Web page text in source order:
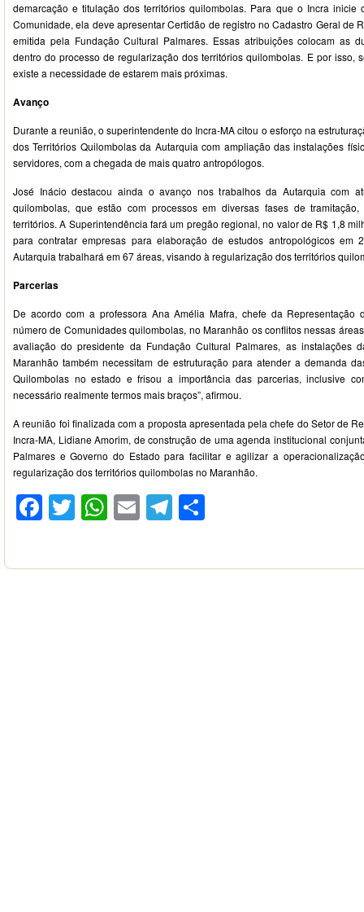
demarcação e titulação dos territórios quilombolas. Para que o Incra inicie
Comunidade, ela deve apresentar Certidão de registro no Cadastro Geral de
emitida pela Fundação Cultural Palmares. Essas atribuições colocam as
dentro do processo de regularização dos territórios quilombolas. E por isso,
existe a necessidade de estarem mais próximas.
Avanço
Durante a reunião, o superintendente do Incra-MA citou o esforço na
dos Territórios Quilombolas da Autarquia com ampliação das instalações
servidores, com a chegada de mais quatro antropólogos.
José Inácio destacou ainda o avanço nos trabalhos da Autarquia com
quilombolas, que estão com processos em diversas fases de
territórios. A Superintendência fará um pregão regional, no valor de R$ 1,8
para contratar empresas para elaboração de estudos antropológicos em
Autarquia trabalhará em 67 áreas, visando à regularização dos territórios
Parcerias
De acordo com a professora Ana Amélia Mafra, chefe da Representação
número de Comunidades quilombolas, no Maranhão os conflitos nessas
avaliação do presidente da Fundação Cultural Palmares, as instalações
Maranhão também necessitam de estruturação para atender a demanda
Quilombolas no estado e frisou a importância das parcerias, inclusive
necessário realmente termos mais braços”, afirmou.
A reunião foi finalizada com a proposta apresentada pela chefe do Setor de
Incra-MA, Lidiane Amorim, de construção de uma agenda institucional
Palmares e Governo do Estado para facilitar e agilizar a
regularização dos territórios quilombolas no Maranhão.
Facebook
Twitter
WhatsApp
EmailTelegram